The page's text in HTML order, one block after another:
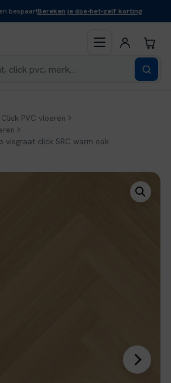
bespaar!Bereken je doe-het-zelf korting
Click PVC vloeren
visgraat click SRC warm oak